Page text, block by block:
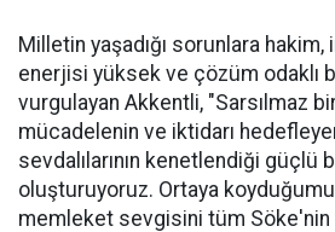
Milletin yaşadığı sorunlara
enerjisi yüksek ve çözüm odaklı
vurgulayan Akkentli, "Sarsılmaz
mücadelenin ve iktidarı
sevdalılarının kenetlendiği güçlü
oluşturuyoruz. Ortaya
memleket sevgisini tüm Söke'nin